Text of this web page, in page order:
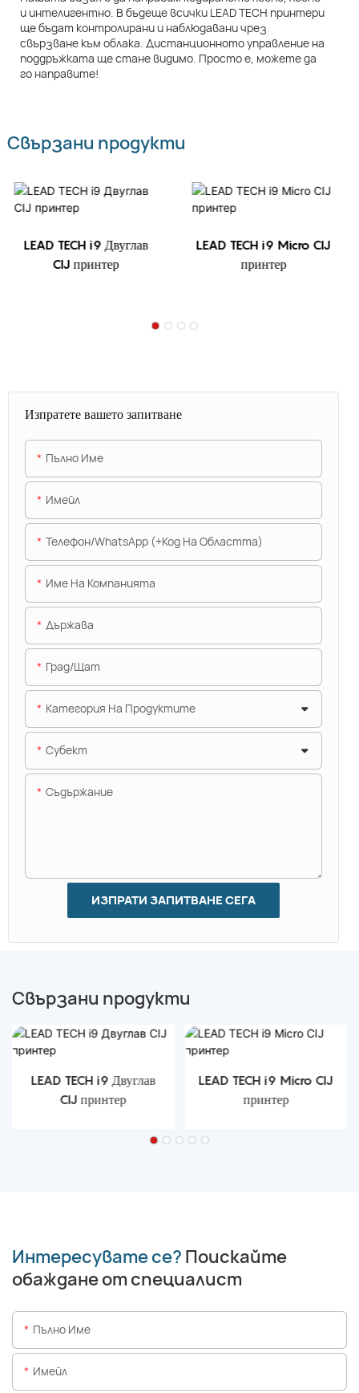
и интелигентно. В бъдеще всички LEAD TECH принтери
ще бъдат контролирани и наблюдавани чрез
свързване към облака. Дистанционното управление на
поддръжката ще стане видимо. Просто е, можете да
го направите!
Свързани продукти
LEAD TECH i9 Двуглав
CIJ принтер
LEAD TECH i9 Micro CIJ
принтер
Изпратете вашето запитване
Пълно Име
Имейл
Телефон/WhatsApp (+Код На Областта)
Име На Компанията
Държава
Град/щат
Категория На Продуктите
Субект
Съдържание
ИЗПРАТИ ЗАПИТВАНЕ СЕГА
Свързани продукти
LEAD TECH i9 Двуглав
CIJ принтер
LEAD TECH i9 Micro CIJ
принтер
Интересувате се? Поискайте
обаждане от специалист
Пълно Име
Имейл